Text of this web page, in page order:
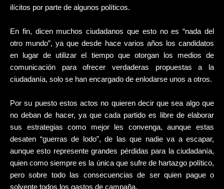
ilícitos por parte de algunos políticos.
En fin, dicen muchos ciudadanos que esto no es “nada del
otro mundo”, ya que desde hace varios años los candidatos
en lugar de utilizar el tiempo que otorgan los medios de
comunicación para ofrecer verdaderas propuestas a la
ciudadanía, solo se han encargado de enlodarse unos a otros.
Por su puesto estos actos no quieren decir que sea algo que
no deban de hacer, ya que cada partido es libre de elaborar
sus estrategias como mejor les convenga, aunque estas
desaten “guerras de lodo”, de las que nadie va a escapar,
aunque esto represente grandes pérdidas para la ciudadanía,
quien como siempre es la única que sufre de hartazgo político,
pero sobre todo las consecuencias de ser quien pague o
solvente todos los gastos de campaña.